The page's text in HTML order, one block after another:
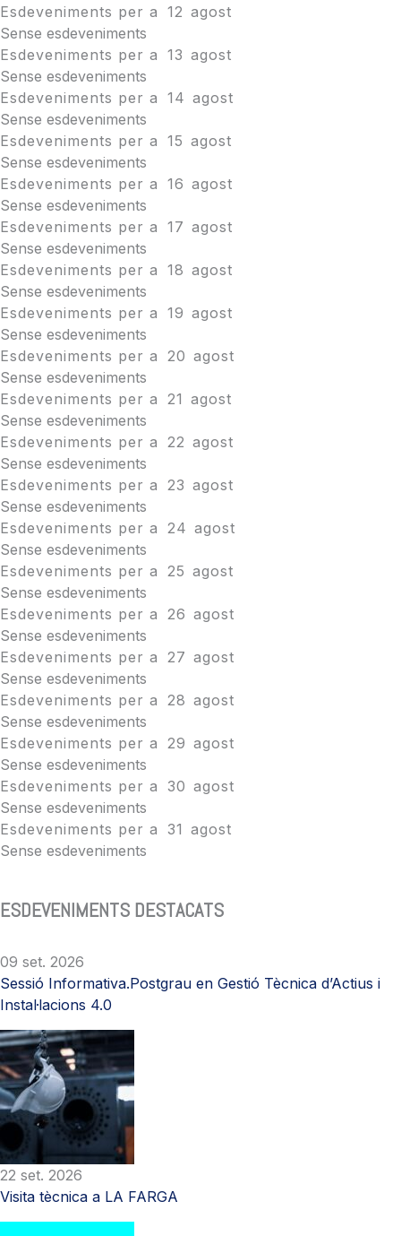
Esdeveniments per a 12 agost
Sense esdeveniments
Esdeveniments per a 13 agost
Sense esdeveniments
Esdeveniments per a 14 agost
Sense esdeveniments
Esdeveniments per a 15 agost
Sense esdeveniments
Esdeveniments per a 16 agost
Sense esdeveniments
Esdeveniments per a 17 agost
Sense esdeveniments
Esdeveniments per a 18 agost
Sense esdeveniments
Esdeveniments per a 19 agost
Sense esdeveniments
Esdeveniments per a
20 agost
Sense esdeveniments
Esdeveniments per a
21 agost
Sense esdeveniments
Esdeveniments per a
22 agost
Sense esdeveniments
Esdeveniments per a
23 agost
Sense esdeveniments
Esdeveniments per a
24 agost
Sense esdeveniments
Esdeveniments per a
25 agost
Sense esdeveniments
Esdeveniments per a
26 agost
Sense esdeveniments
Esdeveniments per a
27 agost
Sense esdeveniments
Esdeveniments per a
28 agost
Sense esdeveniments
Esdeveniments per a
29 agost
Sense esdeveniments
Esdeveniments per a 30 agost
Sense esdeveniments
Esdeveniments per a 31 agost
Sense esdeveniments
ESDEVENIMENTS DESTACATS
09 set. 2026
Sessió Informativa.Postgrau en Gestió Tècnica d’Actius i
Instal·lacions 4.0
22 set. 2026
Visita tècnica a LA FARGA